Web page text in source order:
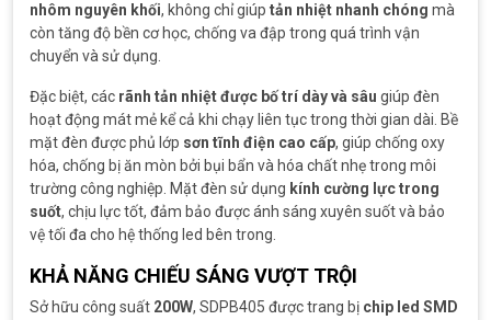
nhôm nguyên khối, không chỉ giúp tản nhiệt nhanh chóng mà
còn tăng độ bền cơ học, chống va đập trong quá trình vận
chuyển và sử dụng.
Đặc biệt, các rãnh tản nhiệt được bố trí dày và sâu giúp đèn
hoạt động mát mẻ kể cả khi chạy liên tục trong thời gian dài. Bề
mặt đèn được phủ lớp sơn tĩnh điện cao cấp, giúp chống oxy
hóa, chống bị ăn mòn bởi bụi bẩn và hóa chất nhẹ trong môi
trường công nghiệp. Mặt đèn sử dụng kính cường lực trong
suốt, chịu lực tốt, đảm bảo được ánh sáng xuyên suốt và bảo
vệ tối đa cho hệ thống led bên trong.
KHẢ NĂNG CHIẾU SÁNG VƯỢT TRỘI
Sở hữu công suất 200W, SDPB405 được trang bị chip led SMD